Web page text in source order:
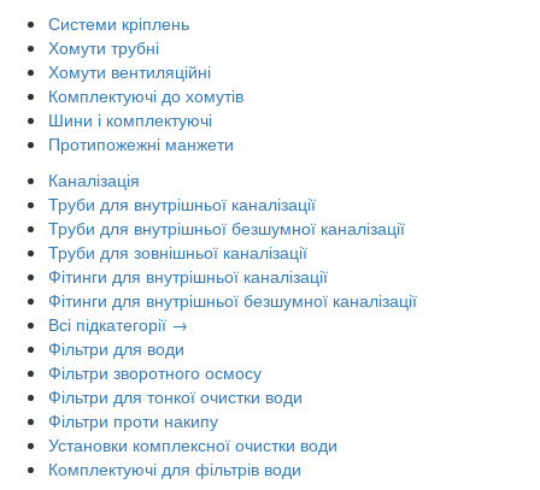
Системи кріплень
Хомути трубні
Хомути вентиляційні
Комплектуючі до хомутів
Шини і комплектуючі
Протипожежні манжети
Каналізація
Труби для внутрішньої каналізації
Труби для внутрішньої безшумної каналізації
Труби для зовнішньої каналізації
Фітинги для внутрішньої каналізації
Фітинги для внутрішньої безшумної каналізації
Всі підкатегорії →
Фільтри для води
Фільтри зворотного осмосу
Фільтри для тонкої очистки води
Фільтри проти накипу
Установки комплексної очистки води
Комплектуючі для фільтрів води